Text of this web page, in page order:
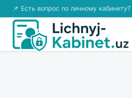
📌 Есть вопрос по личному кабинету?